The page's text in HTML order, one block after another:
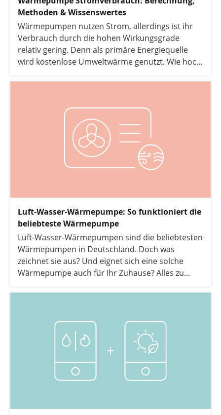
Methoden & Wissenswertes
Wärmepumpen nutzen Strom, allerdings ist ihr
Verbrauch durch die hohen Wirkungsgrade
relativ gering. Denn als primäre Energiequelle
wird kostenlose Umweltwärme genutzt. Wie hoch
Ihnen, welche dabei die wichtigsten sind und wie
Sie den Stromverbrauch selbst ermitteln können.
Luft-Wasser-Wärmepumpe: So funktioniert die
beliebteste Wärmepumpe
Luft-Wasser-Wärmepumpen sind die beliebtesten
Wärmepumpen in Deutschland. Doch was
zeichnet sie aus? Und eignet sich eine solche
Wärmepumpe auch für Ihr Zuhause? Alles zu